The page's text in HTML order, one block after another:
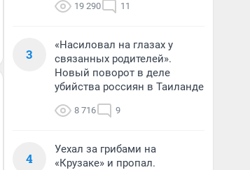
19 290 11
3
«Насиловал на глазах у
связанных родителей».
Новый поворот в деле
убийства россиян в Таиланде
8 716 9
4
Уехал за грибами на
«Крузаке» и пропал.